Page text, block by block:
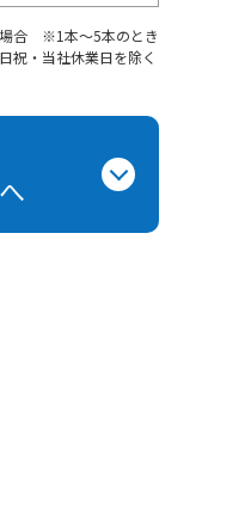
合 ※1本～5本のとき
祝・当社休業日を除く